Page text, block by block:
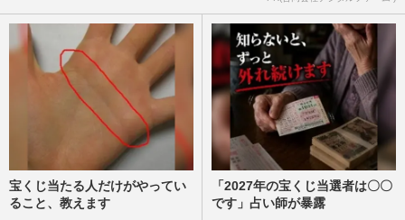
ン』はABEDON還暦ライブへ「レ…
週刊女性PRIME 2026/7/4
宝くじ当たる人だけがやってい
ること、教えます
「2027年の宝くじ当選者は〇〇
です」占い師が暴露